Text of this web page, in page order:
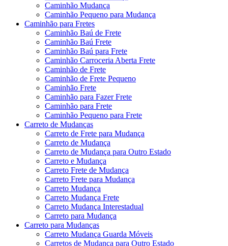
Caminhão Mudança
Caminhão Pequeno para Mudança
Caminhão para Fretes
Caminhão Baú de Frete
Caminhão Baú Frete
Caminhão Baú para Frete
Caminhão Carroceria Aberta Frete
Caminhão de Frete
Caminhão de Frete Pequeno
Caminhão Frete
Caminhão para Fazer Frete
Caminhão para Frete
Caminhão Pequeno para Frete
Carreto de Mudanças
Carreto de Frete para Mudança
Carreto de Mudança
Carreto de Mudança para Outro Estado
Carreto e Mudança
Carreto Frete de Mudança
Carreto Frete para Mudança
Carreto Mudança
Carreto Mudança Frete
Carreto Mudança Interestadual
Carreto para Mudança
Carreto para Mudanças
Carreto Mudança Guarda Móveis
Carretos de Mudança para Outro Estado